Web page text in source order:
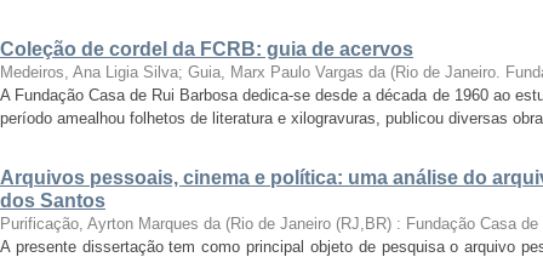
Coleção de cordel da FCRB: guia de acervos
Medeiros, Ana Ligia Silva; Guia, Marx Paulo Vargas da (Rio de Janeiro.
A Fundação Casa de Rui Barbosa dedica-se desde a década de 1960 ao
período amealhou folhetos de literatura e xilogravuras, publicou diversas
Arquivos pessoais, cinema e política: uma análise do
dos Santos
Purificação, Ayrton Marques da (Rio de Janeiro (RJ,BR) : Fundação Casa
A presente dissertação tem como principal objeto de pesquisa o arquivo